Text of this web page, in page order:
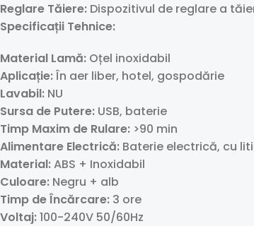
Reglare Tăiere: Dispozitivul de reglare a
Specificații Tehnice:
Material Lamă: Oțel inoxidabil
Aplicație:În aer liber, hotel, gospodărie
Lavabil: NU
Sursa de Putere: USB, baterie
Timp Maxim de Rulare: >90 min
Alimentare Electrică: Baterie electrică, cu
Material:ABS + Inoxidabil
Culoare: Negru + alb
Timp de Încărcare: 3 ore
Voltaj:100-240V 50/60Hz